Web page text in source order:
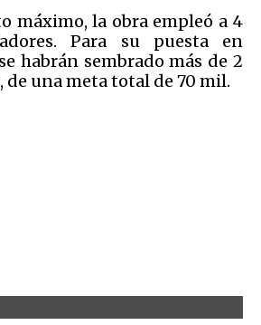
máximo, la obra empleó a 4
Para su puesta en
habrán sembrado más de 2
de una meta total de 70 mil.